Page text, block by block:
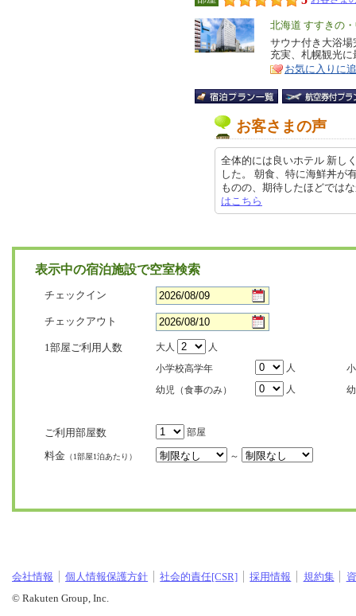
エ
リ
ア
北海道 すすきの
特
徴
サウナ付き大浴
充実、札幌観光
お気に入りに
お客さまの声
全体的には良いホテル 新し
した。 朝食、特に海鮮丼が
ものの、期待したほどでは
はこちら
表示中の宿泊施設で空室検索
チェックイン
チェックアウト
1部屋ご利用人数 大人
人
小学校高学年
人
幼児（食事のみ）
人
ご利用部屋数 部屋
料金 （1部屋1泊あたり） ～
会社情報 個人情報保護方針 社会的責任[CSR] 採用情報 規約集
© Rakuten Group, Inc.